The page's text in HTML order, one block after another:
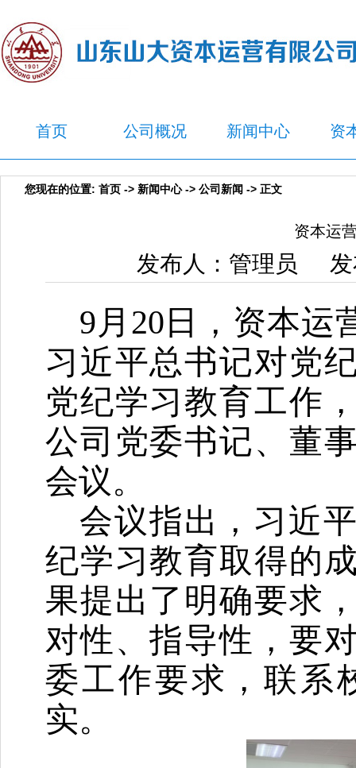
首页 公司概况 新闻中心 资
您现在的位置: 首页 -> 新闻中心-> 公司新闻 -> 正文
资本运
发布人：管理员
9月20日，资本运
习近平总书记对党
党纪学习教育工作
公司党委书记、董
会议。
会议指出 ，习近
纪学习教育取得的
果提出了明确要求
对性、指导性，要
委工作要求，联系
实。